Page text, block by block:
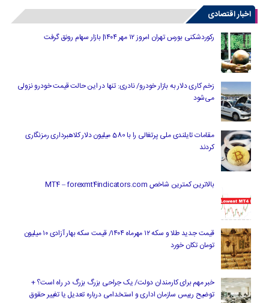
اخبار اقتصادی
رکوردشکنی بورس تهران امروز ۱۲ مهر ۱۴۰۴| بازار سهام رونق گرفت
زخم کاری دلار به بازار خودرو/ نادری: تنها در این حالت قیمت خودرو نزولی
می‌شود
مقامات تایلندی ملی پرتغالی را با 580 میلیون دلار کلاهبرداری رمزنگاری
کردند
بالاترین کمترین شاخص MT4 – forexmt4indicators.com
قیمت جدید طلا و سکه ۱۲ مهرماه ۱۴۰۴/ قیمت سکه بهار آزادی ۱۰ میلیون
تومان تکان خورد
خبر مهم برای کارمندان دولت/ یک جراحی بزرگ بزرگ در راه است؟ +
توضیح رییس سازمان اداری و استخدامی درباره تعدیل یا تغییر حقوق